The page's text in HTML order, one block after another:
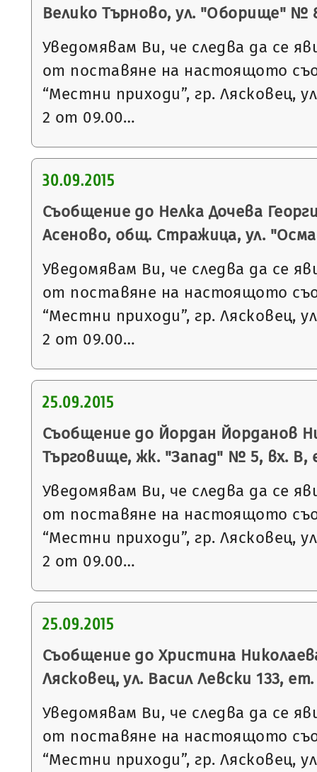
Велико Търново, ул. "Оборище" №
Уведомявам Ви, че следва да се
от поставяне на настоящото
“Местни приходи”, гр. Лясковец,
2 от 09.00…
30.09.2015
Съобщение до Нелка Дочева
Асеново, общ. Стражица, ул.
Уведомявам Ви, че следва да се
от поставяне на настоящото
“Местни приходи”, гр. Лясковец,
2 от 09.00…
25.09.2015
Съобщение до Йордан Йорданов
Търговище, жк. "Запад" № 5, вх. В,
Уведомявам Ви, че следва да се
от поставяне на настоящото
“Местни приходи”, гр. Лясковец,
2 от 09.00…
25.09.2015
Съобщение до Христина
Лясковец, ул. Васил Левски 133, ет.
Уведомявам Ви, че следва да се
от поставяне на настоящото
“Местни приходи”, гр. Лясковец,